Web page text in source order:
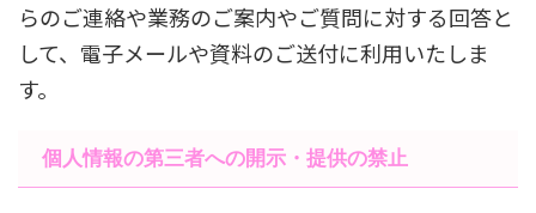
らのご連絡や業務のご案内やご質問に対する回答と
して、電子メールや資料のご送付に利用いたしま
す。
個人情報の第三者への開示・提供の禁止